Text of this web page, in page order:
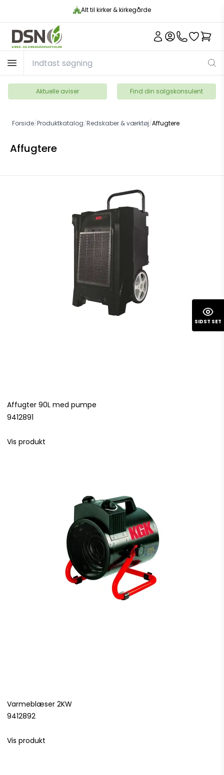
Alt til kirker & kirkegårde
Aktuelle aviser Find din salgskonsulent
Forside/Produktkatalog/Redskaber & værktøj/Affugtere
Affugtere
Affugter 90L med pumpe
9412891
Vis produkt
Varmeblæser 2KW
9412892
Vis produkt
SIDST SET